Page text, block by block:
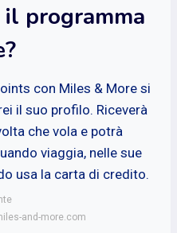
il programma
con Miles & More si
il suo profilo. Riceverà
che vola e potrà
viaggia, nelle sue
usa la carta di credito.
and-more.com